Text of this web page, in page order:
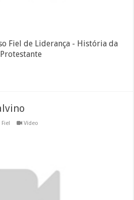
Fiel de Liderança - História da
Vídeo